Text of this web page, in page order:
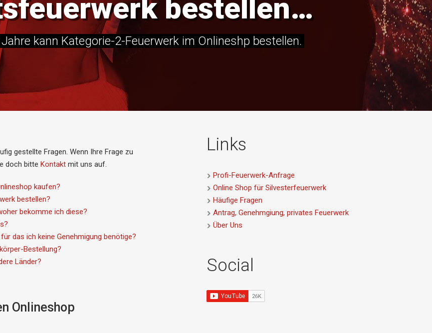
bestellen…
kann Kategorie-2-Feuerwerk im Onlineshp bestellen.
gestellte Fragen. Wenn Ihre Frage zu
doch bitte Kontakt mit uns auf.
kaufen?
bestellen?
bekomme ich diese?
das ich keine Genehmigung benötige?
Bestellung?
Länder?
Onlineshop
Links
Profi-Feuerwerk-Anfrage
Online Shop für Silvesterfeuerwerk
Häufige Fragen
Antrag, Genehmgiung, privates Feuerwerk
Über Uns
Social